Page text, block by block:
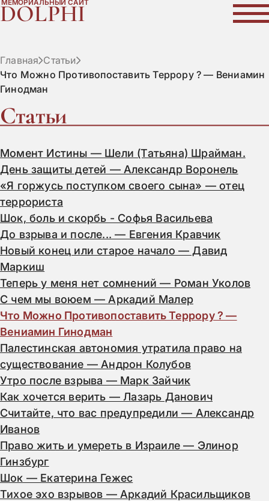
DOLPHI
МЕМОРИАЛЬНЫЙ САЙТ
Главная Статьи
Что Можно Противопоставить Террору ? — Вениамин
Гинодман
Статьи
Момент Истины — Шели (Татьяна) Шрайман.
День защиты детей — Александр Воронель
«Я горжусь поступком своего сына» — отец
террориста
Шок, боль и скорбь - Софья Васильева
До взрыва и после... — Евгения Кравчик
Новый конец или старое начало — Давид
Маркиш
Теперь у меня нет сомнений — Роман Уколов
С чем мы воюем — Аркадий Малер
Что Можно Противопоставить Террору ? —
Вениамин Гинодман
Палестинская автономия утратила право на
существование — Андрон Колубов
Утро после взрыва — Марк Зайчик
Как хочется верить — Лазарь Данович
Считайте, что вас предупредили — Александр
Иванов
Право жить и умереть в Израиле — Элинор
Гинзбург
Шок — Екатерина Гежес
Тихое эхо взрывов — Аркадий Красильщиков